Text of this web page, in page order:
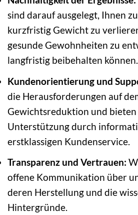
sind darauf ausgelegt, Ihnen
kurzfristig Gewicht zu
gesunde Gewohnheiten zu
langfristig beibehalten können.
Kundenorientierung und
die Herausforderungen auf
Gewichtsreduktion und bieten
Unterstützung durch
erstklassigen Kundenservice.
Transparenz und Vertrauen:
offene Kommunikation über
deren Herstellung und die
Hintergründe.